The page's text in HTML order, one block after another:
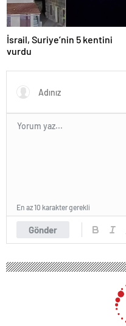
İsrail, Suriye’nin 5 kentini
vurdu
Gönder
En az 10 karakter gerekli